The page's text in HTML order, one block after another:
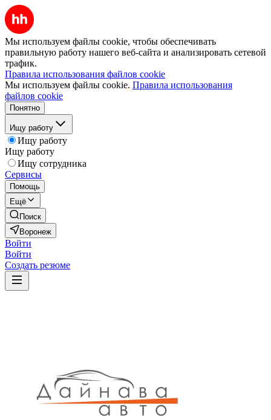
Мы используем файлы cookie, чтобы обеспечивать
правильную работу нашего веб-сайта и анализировать сетевой
трафик.
Правила использования файлов cookie
Мы используем файлы cookie. Правила использования
файлов cookie
Понятно
Ищу работу
Ищу работу
Ищу работу
Ищу сотрудника
Сервисы
Помощь
Ещё
Поиск
Воронеж
Войти
Войти
Создать резюме